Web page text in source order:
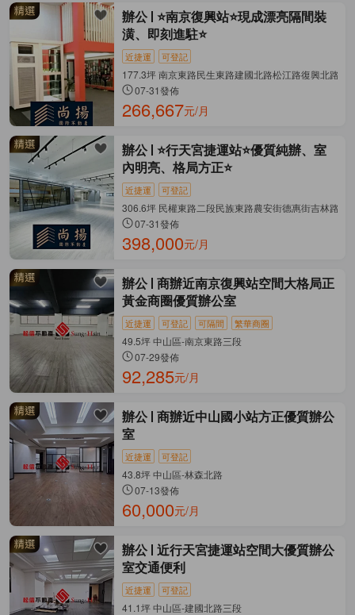
辦公
⭐️南京復興站⭐️現成漂亮隔間裝
潢、即刻進駐⭐️
近捷運 可登記
177.3坪 南京東路民生東路建國北路松江路復興北路捷
07-31發佈
266,667元/月
辦公
⭐️行天宮捷運站⭐️優質純辦、室
內明亮、格局方正⭐️
近捷運 可登記
306.6坪 民權東路二段民族東路農安街德惠街吉林路 中
07-31發佈
398,000元/月
辦公
商辦近南京復興站空間大格局正
黃金商圈優質辦公室
近捷運 可登記 可隔間 繁華商圈
49.5坪 中山區-南京東路三段
07-29發佈
92,285元/月
辦公
商辦近中山國小站方正優質辦公
室
近捷運 可登記
43.8坪 中山區-林森北路
07-13發佈
60,000元/月
辦公
近行天宮捷運站空間大優質辦公
室交通便利
近捷運 可登記
41.1坪 中山區-建國北路三段